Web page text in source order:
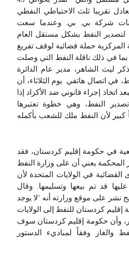
تقريبا ثلث الاحتياطي النفطي
شركة بي. بي. وعندما سعت
النفط بشكل مستقل العام
حملة قضائية لوقف تفريغ
في ذلك ناقلة النفط التي وصلت
ليث الشاهر، مدير عام الدائرة
في اتصال هاتفي يوم الثلاثاء، أن
اتخاذ إجراء قانوني ضد الأكراد إذا
النفط، وهي خطوة تعتبرها
لأن النفط ملك للشعب بأكمله
في حكومة إقليم كردستان، فقد
المحكمة يعني أن على وزارة النفط
في الولايات المتحدة لأن
قد تم بيعها وتسليمها. وقال
نشر على موقع وزارته أنه “لا يوجد
كردستان للنفط إلى الولايات
وأن حكومة إقليم كردستان سوف
والغاز وفقاً لمباديء الدستور